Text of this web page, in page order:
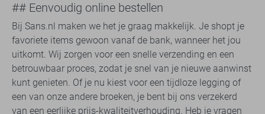
## Eenvoudig online bestellen
Bij Sans.nl maken we het je graag makkelijk. Je shopt je
favoriete items gewoon vanaf de bank, wanneer het jou
uitkomt. Wij zorgen voor een snelle verzending en een
betrouwbaar proces, zodat je snel van je nieuwe aanwinst
kunt genieten. Of je nu kiest voor een tijdloze legging of
een van onze andere broeken, je bent bij ons verzekerd
van een eerlijke prijs-kwaliteitverhouding. Heb je vragen